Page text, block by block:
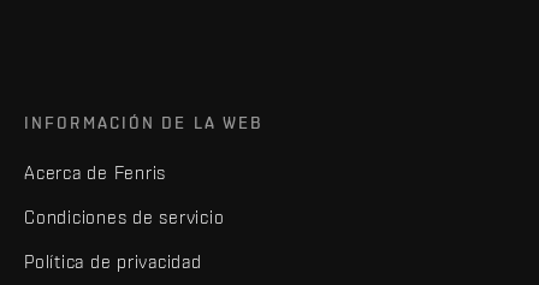
INFORMACIÓN DE LA WEB
Acerca de Fenris
Condiciones de servicio
Política de privacidad